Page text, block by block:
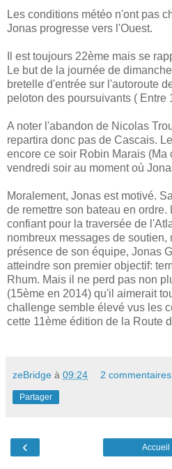
Les conditions météo n'ont pas
Jonas progresse vers l'Ouest.
Il est toujours 22ème mais se
Le but de la journée de
bretelle d'entrée sur l'autoroute
peloton des poursuivants ( Entre
A noter l'abandon de Nicolas
repartira donc pas de Cascais.
encore ce soir Robin Marais (Ma
vendredi soir au moment où
Moralement, Jonas est motivé.
de remettre son bateau en ordre.
confiant pour la traversée de
nombreux messages de soutien,
présence de son équipe, Jonas
atteindre son premier objectif:
Rhum. Mais il ne perd pas non
(15ème en 2014) qu'il aimerait
challenge semble élevé vus les
cette 11ème édition de la Route
zeBridge à 09:24 2
Partager
‹ Accueil